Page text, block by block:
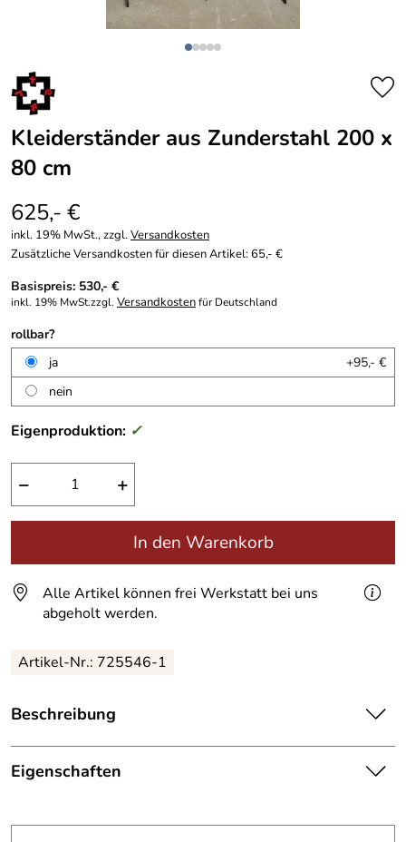
Kleiderständer aus Zunderstahl 200 x
80 cm
625,- €
inkl. 19% MwSt., zzgl.Versandkosten
Zusätzliche Versandkosten für diesen Artikel: 65,- €
Basispreis: 530,- €
inkl. 19% MwSt.zzgl. Versandkostenfür Deutschland
rollbar?
ja
+95,- €
nein
Eigenproduktion: ✓
− +
In den Warenkorb
Alle Artikel können frei Werkstatt bei uns
abgeholt werden.
Artikel-Nr.: 725546-1
Beschreibung
Kleiderständer,Garderobeoder Kleiderstange aus
Zunderstahl.
auseinander- und wieder zuammen gebaut.
Eigenschaften